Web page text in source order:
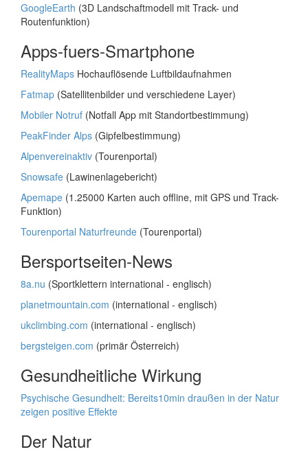
GoogleEarth (3D Landschaftmodell mit Track- und
Routenfunktion)
Apps-fuers-Smartphone
RealityMaps Hochauflösende Luftbildaufnahmen
Fatmap (Satellitenbilder und verschiedene Layer)
Mobiler Notruf (Notfall App mit Standortbestimmung)
PeakFinder Alps (Gipfelbestimmung)
Alpenvereinaktiv (Tourenportal)
Snowsafe (Lawinenlagebericht)
Apemape (1.25000 Karten auch offline, mit GPS und Track-
Funktion)
Tourenportal Naturfreunde (Tourenportal)
Bersportseiten-News
8a.nu (Sportklettern international - englisch)
planetmountain.com (international - englisch)
ukclimbing.com (international - englisch)
bergsteigen.com (primär Österreich)
Gesundheitliche Wirkung
Psychische Gesundheit: Bereits10min draußen in der Natur
zeigen positive Effekte
Der Natur